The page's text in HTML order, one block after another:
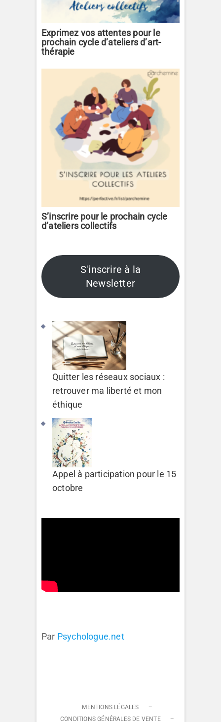
Exprimez vos attentes pour le
prochain cycle d’ateliers d’art-
thérapie
S’inscrire pour le prochain cycle
d’ateliers collectifs
S'inscrire à la
Newsletter
Quitter les réseaux sociaux :
retrouver ma liberté et mon
éthique
Appel à participation pour le 15
octobre
Par Psychologue.net
MENTIONS LÉGALES
CONDITIONS GÉNÉRALES DE VENTE